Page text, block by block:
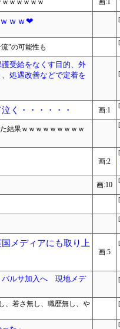
ｗｗｗｗｗ 画:1
ｗｗ❤
”の可能性も
受給をなくす目的、外
処遇改善などで定着を
く・・・・・・ 画:1
結果ｗｗｗｗｗｗｗｗｗ
画:2
画:10
メディアにも取り上
画:5
バルサ加入へ 現地メデ
、若さ無し、職歴無し、や